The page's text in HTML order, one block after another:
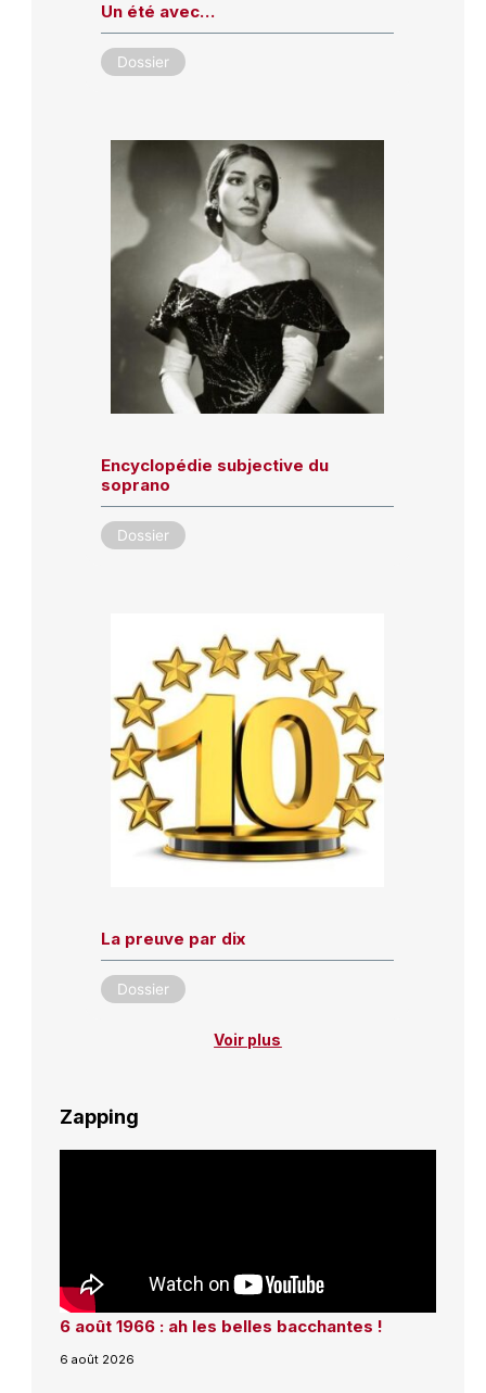
Un été avec…
Dossier
Encyclopédie subjective du
soprano
Dossier
La preuve par dix
Dossier
Voir plus
Zapping
6 août 1966 : ah les belles bacchantes !
6 août 2026